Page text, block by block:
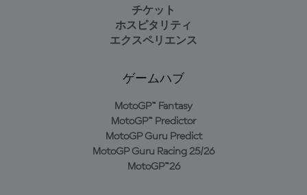
チケット
ホスピタリティ
エクスペリエンス
ゲームハブ
MotoGP™ Fantasy
MotoGP™ Predictor
MotoGP Guru Predict
MotoGP Guru Racing 25/26
MotoGP™26